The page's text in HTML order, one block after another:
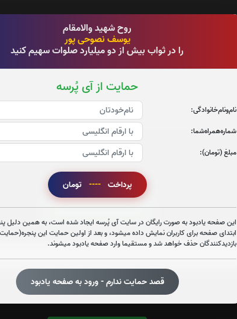
روح شهید والامقام
یوسف نصوحی پور
را در ثواب بیش از دو میلیارد صلوات سهیم کنید
حمایت از آی پُرسه
نام‌و‌نام‌خانوادگی:
شماره‌همراه‌شما:
مبلغ (تومان):
پرداخت ---- تومان
این صفحه یادبود به صورت رایگان در سایت آی پُرسه ایجاد شده است، به همین دلیل
ابتدای صفحه برای کاربران نمایش داده میشود، و بعد از اولین حمایت این
بازدیدکنندگان حذف خواهد شد و مستقیما وارد صفحه یادبود میشوند.
قصد حمایت ندارم - ورود به صفحه یادبود
قرائت زیارت عاشورا را تقبل میکنم
صوت زیارت عاشورا - فانی